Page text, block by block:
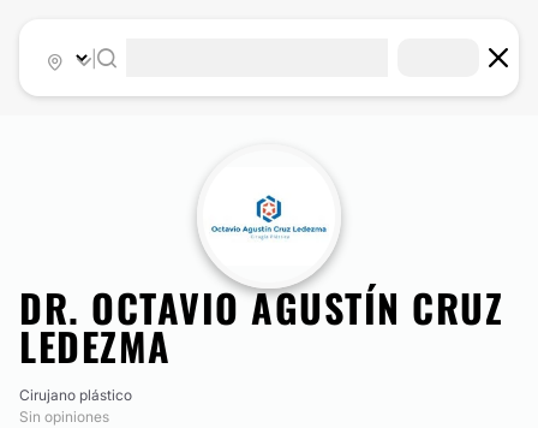
DR. OCTAVIO AGUSTÍN CRUZ
LEDEZMA
Cirujano plástico
Sin opiniones